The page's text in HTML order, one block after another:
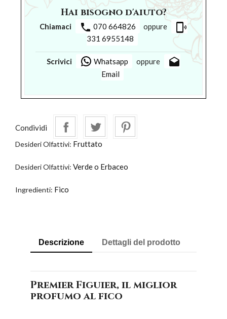
Hai bisogno d'aiuto?
Chiamaci phone 070 664826 oppure phonelink_ring
331 6955148
Scrivici Whatsapp oppure drafts
Email
Condividi
Desideri Olfattivi: Fruttato
Desideri Olfattivi: Verde o Erbaceo
Ingredienti: Fico
Descrizione Dettagli del prodotto
Premier Figuier, il miglior
profumo al fico